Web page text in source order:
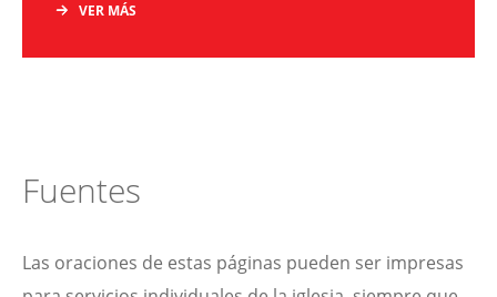
VER MÁS
Fuentes
Las oraciones de estas páginas pueden ser impresas